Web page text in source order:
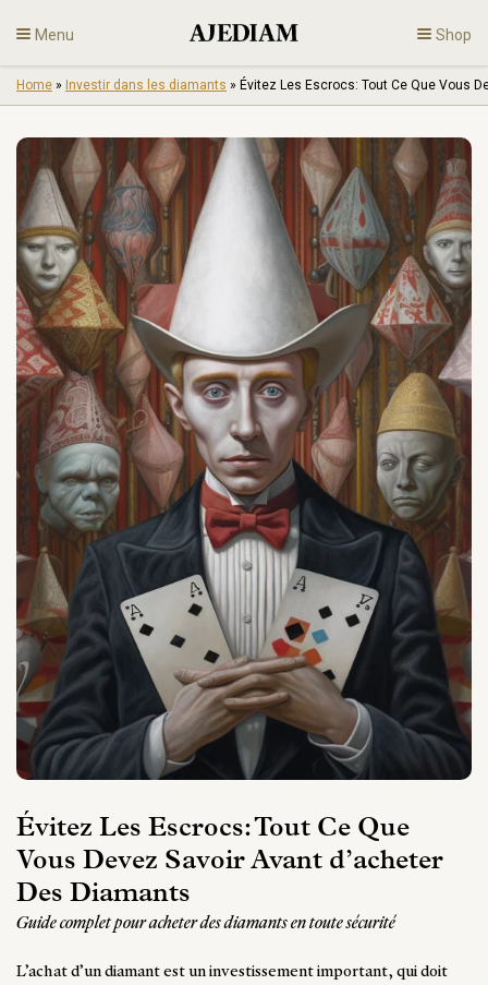
to
content
Menu Shop
Diamants
Bijoux
Fiançailles
Fr
Home » Investir dans les diamants » Évitez Les Escrocs: Tout Ce Que Vous
Évitez Les Escrocs: Tout Ce Que
Vous Devez Savoir Avant d’acheter
Des Diamants
Guide complet pour acheter des diamants en toute sécurité
L’achat d’un diamant est un investissement important, qui doit